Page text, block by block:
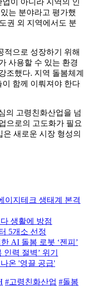
이 아니라 지역의 인
는 분야라고 평가했
권 외 지역에서도 분
적으로 성장하기 위해
사용할 수 있는 환경
조했다. 지역 돌봄체계
함께 이뤄져야 한다
의 고령친화산업을 넘
으로의 고도화가 필요
새로운 시장 형성의
지테크 생태계 본격
생활에 방점
5개소 선정
AI 돌봄 로봇 ‘젠피’
력 절벽’ 위기
온 '영끌 공급'
#고령친화산업 #돌봄